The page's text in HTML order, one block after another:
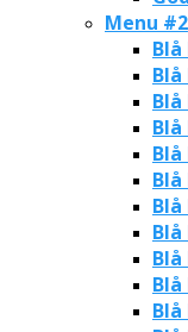
Menu #2